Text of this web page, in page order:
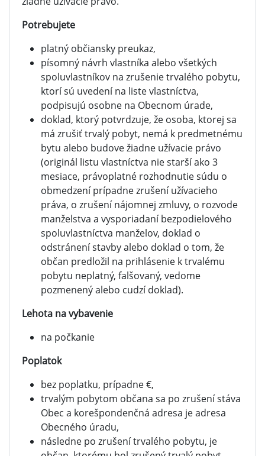
Potrebujete
platný občiansky preukaz,
písomný návrh vlastníka alebo všetkých
spoluvlastníkov na zrušenie trvalého pobytu,
ktorí sú uvedení na liste vlastníctva,
podpisujú osobne na Obecnom úrade,
doklad, ktorý potvrdzuje, že osoba, ktorej sa
má zrušiť trvalý pobyt, nemá k predmetnému
bytu alebo budove žiadne užívacie právo
(originál listu vlastníctva nie starší ako 3
mesiace, právoplatné rozhodnutie súdu o
obmedzení prípadne zrušení užívacieho
práva, o zrušení nájomnej zmluvy, o rozvode
manželstva a vysporiadaní bezpodielového
spoluvlastníctva manželov, doklad o
odstránení stavby alebo doklad o tom, že
občan predložil na prihlásenie k trvalému
pobytu neplatný, falšovaný, vedome
pozmenený alebo cudzí doklad).
Lehota na vybavenie
na počkanie
Poplatok
bez poplatku, prípadne €,
trvalým pobytom občana sa po zrušení stáva
Obec a korešpondenčná adresa je adresa
Obecného úradu,
následne po zrušení trvalého pobytu, je